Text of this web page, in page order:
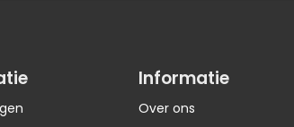
Informatie
Over ons